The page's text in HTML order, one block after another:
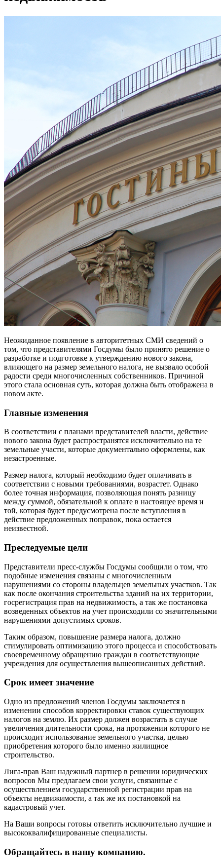
Неожиданное появление в авторитетных СМИ сведений о
том, что представителями Госдумы было принято решение о
разработке и подготовке к утверждению нового закона,
влияющего на размер земельного налога, не вызвало особой
радости среди многочисленных собственников. Причиной
этого стала основная суть, которая должна быть отображена в
новом акте.
Главные изменения
В соответствии с планами представителей власти, действие
нового закона будет распространятся исключительно на те
земельные участи, которые документально оформлены, как
незастроенные.
Размер налога, который необходимо будет оплачивать в
соответствии с новыми требованиями, возрастет. Однако
более точная информация, позволяющая понять разницу
между суммой, обязательной к оплате в настоящее время и
той, которая будет предусмотрена после вступления в
действие предложенных поправок, пока остается
неизвестной.
Преследуемые цели
Представители пресс-службы Госдумы сообщили о том, что
подобные изменения связаны с многочисленным
нарушениями со стороны владельцев земельных участков. Так
как после окончания строительства зданий на их территории,
госрегистрация прав на недвижимость, а так же постановка
возведенных объектов на учет происходили со значительными
нарушениями допустимых сроков.
Таким образом, повышение размера налога, должно
стимулировать оптимизацию этого процесса и способствовать
своевременному обращению граждан в соответствующие
учреждения для осуществления вышеописанных действий.
Срок имеет значение
Одно из предложений членов Госдумы заключается в
изменении способов корректировки ставок существующих
налогов на землю. Их размер должен возрастать в случае
увеличения длительности срока, на протяжении которого не
происходит использование земельного участка, целью
приобретения которого было именно жилищное
строительство.
Лига-прав Ваш надежный партнер в решении юридических
вопросов Мы предлагаем свои услуги, связанные с
осуществлением государственной регистрации прав на
объекты недвижимости, а так же их постановкой на
кадастровый учет.
На Ваши вопросы готовы ответить исключительно лучшие и
высококвалифицированные специалисты.
Обращайтесь в нашу компанию.